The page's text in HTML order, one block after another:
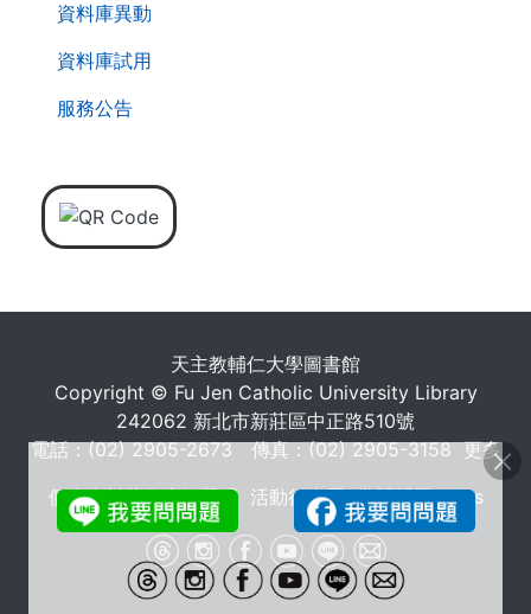
資料庫異動
資料庫試用
服務公告
天主教輔仁大學圖書館
Copyright © Fu Jen Catholic University Library
242062 新北市新莊區中正路510號
電話：(02) 2905-2673 傳真：(02) 2905-3158更多
個人資料蒐集告知聲明 活動行事曆 常問問題 FAQs